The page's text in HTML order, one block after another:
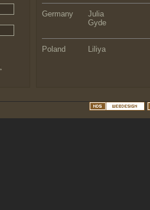
Germany
Julia
Gyde
Poland Liliya